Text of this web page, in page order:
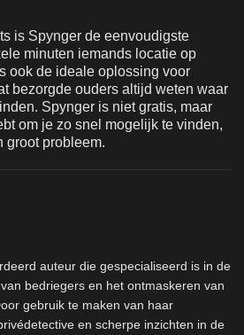
is Spynger de eenvoudigste
minuten iemands locatie op
ook de ideale oplossing voor
bezorgde ouders altijd weten waar
Spynger is niet gratis, maar
om je zo snel mogelijk te vinden,
groot probleem.
auteur die gespecialiseerd is in de
bedriegers en het ontmaskeren van
gebruik te maken van haar
en scherpe inzichten in de